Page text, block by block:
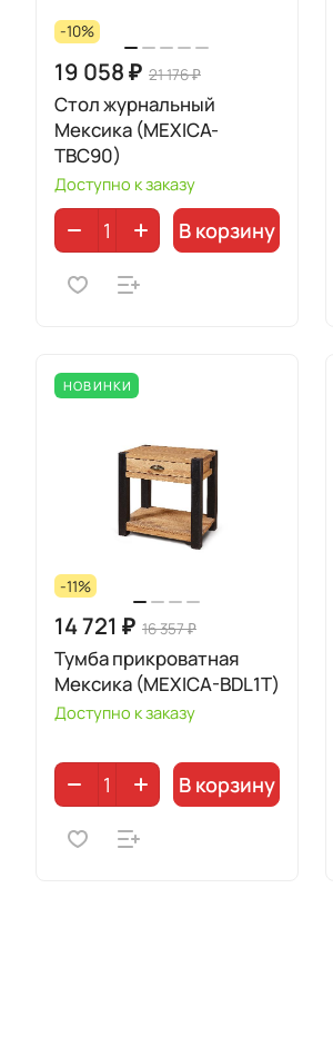
-10%
19 058 ₽ 21 176 ₽
Стол журнальный
Мексика (MEXICA-
TBC90)
Доступно к заказу
В корзину
НОВИНКИ
-11%
14 721 ₽ 16 357 ₽
Тумба прикроватная
Мексика (MEXICA-BDL1T)
Доступно к заказу
В корзину